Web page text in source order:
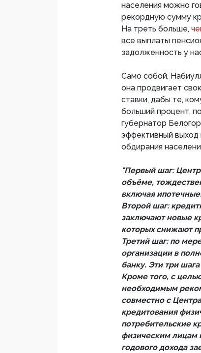
населения можно
рекордную сумму
На треть больше,
все выплаты
задолженность у
Само собой,
она продвигает
ставки, дабы те,
больший процент,
губернатор
эффективный выход
обдирания
"Первый шаг:
объёме,
включая ипотечные.
Второй шаг:
заключают новые
которых снижают
Третий шаг: по
организации в
банку. Эти три
Кроме того, с
необходимым
совместно с
кредитования
потребительские
физическим лицам
годового дохода